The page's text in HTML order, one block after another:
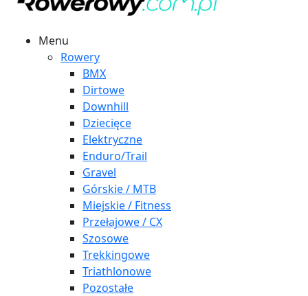
Menu
Rowery
BMX
Dirtowe
Downhill
Dziecięce
Elektryczne
Enduro/Trail
Gravel
Górskie / MTB
Miejskie / Fitness
Przełajowe / CX
Szosowe
Trekkingowe
Triathlonowe
Pozostałe